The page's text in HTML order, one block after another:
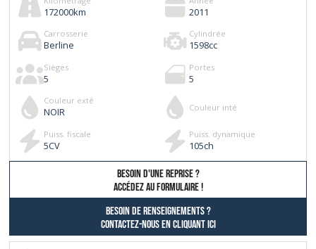
172000km 2011
Carrosserie
Berline
Cylindrée
1598cc
Sièges
5
Portes
5
Couleur exté
NOIR Couleur inté
Puiss. fiscale
5CV
Puiss. dynamique
105ch
besoin d'une reprise ?
AccÉdez au formulaire !
Besoin de renseignements ?
contactez-nous en cliquant ici